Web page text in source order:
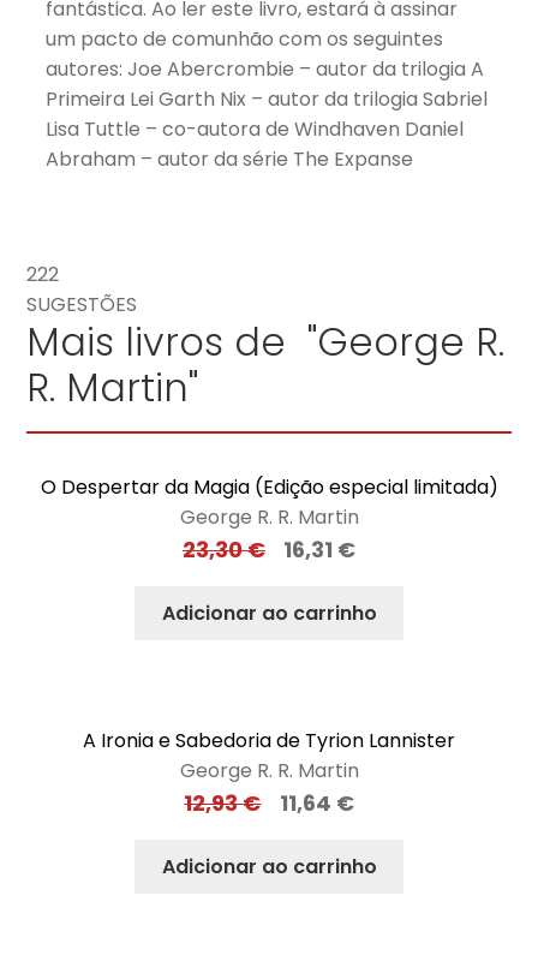
fantástica. Ao ler este livro, estará à assinar
um pacto de comunhão com os seguintes
autores: Joe Abercrombie – autor da trilogia A
Primeira Lei Garth Nix – autor da trilogia Sabriel
Lisa Tuttle – co-autora de Windhaven Daniel
Abraham – autor da série The Expanse
222
SUGESTÕES
Mais livros de "George R.
R. Martin"
O Despertar da Magia (Edição especial limitada)
George R. R. Martin
23,30€ 16,31 €
Adicionar ao carrinho
A Ironia e Sabedoria de Tyrion Lannister
George R. R. Martin
12,93€ 11,64 €
Adicionar ao carrinho